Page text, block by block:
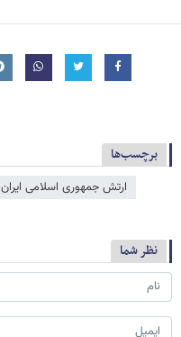
برچسب‌ها
ارتش جمهوری اسلامی ایران
نظر شما